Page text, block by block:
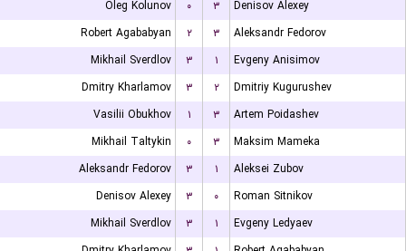
Oleg Kolunov
۰ ۳
Denisov Alexey
Robert Agababyan
۲ ۳
Aleksandr Fedorov
Mikhail Sverdlov
۳ ۱
Evgeny Anisimov
Dmitry Kharlamov
۳ ۲
Dmitriy Kugurushev
Vasilii Obukhov
۱ ۳
Artem Poidashev
Mikhail Taltykin
۰ ۳
Maksim Mameka
Aleksandr Fedorov
۳ ۱
Aleksei Zubov
Denisov Alexey
۳ ۰
Roman Sitnikov
Mikhail Sverdlov
۳ ۱
Evgeny Ledyaev